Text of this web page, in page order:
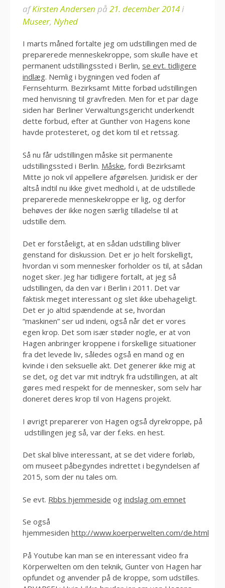
afKirsten Andersen på 21. december 2014i
Museer, Nyhed
I marts måned fortalte jeg om udstillingen med de
preparerede menneskekroppe, som skulle have et
permanent udstillingssted i Berlin, se evt. tidligere
indlæg. Nemlig i bygningen ved foden af
Fernsehturm. Bezirksamt Mitte forbød udstillingen
med henvisning til gravfreden. Men for et par dage
siden har Berliner Verwaltungsgericht underkendt
dette forbud, efter at Gunther von Hagens kone
havde protesteret, og det kom til et retssag.
Så nu får udstillingen måske sit permanente
udstillingssted i Berlin. Måske, fordi Bezirksamt
Mitte jo nok vil appellere afgørelsen. Juridisk er der
altså indtil nu ikke givet medhold i, at de udstillede
preparerede menneskekroppe er lig, og derfor
behøves der ikke nogen særlig tilladelse til at
udstille dem.
Det er forståeligt, at en sådan udstilling bliver
genstand for diskussion. Det er jo helt forskelligt,
hvordan vi som mennesker forholder os til, at sådan
noget sker. Jeg har tidligere fortalt, at jeg så
udstillingen, da den var i Berlin i 2011. Det var
faktisk meget interessant og slet ikke ubehageligt.
Det er jo altid spændende at se, hvordan
“maskinen” ser ud indeni, også når det er vores
egen krop. Det som især støder nogle, er at von
Hagen anbringer kroppene i forskellige situationer
fra det levede liv, således også en mand og en
kvinde i den seksuelle akt. Det generer ikke mig at
se det, og det var mit indtryk fra udstillingen, at alt
gøres med respekt for de mennesker, som selv har
doneret deres krop til von Hagens projekt.
I øvrigt preparerer von Hagen også dyrekroppe, på
udstillingen jeg så, var der f.eks. en hest.
Det skal blive interessant, at se det videre forløb,
om museet påbegyndes indrettet i begyndelsen af
2015, som der nu tales om.
Se evt. Rbbs hjemmeside og indslag om emnet
Se også
hjemmesiden http://www.koerperwelten.com/de.html
På Youtube kan man se en interessant video fra
Körperwelten om den teknik, Gunter von Hagen har
opfundet og anvender på de kroppe, som udstilles.